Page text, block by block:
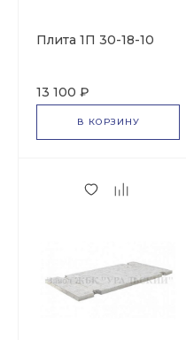
Плита 1П 30-18-10
13 100 ₽
В КОРЗИНУ